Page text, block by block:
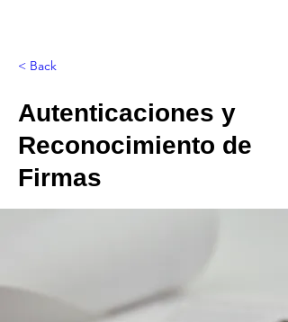
< Back
Autenticaciones y
Reconocimiento de
Firmas